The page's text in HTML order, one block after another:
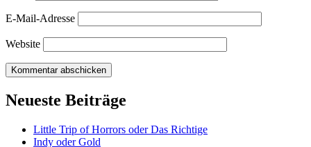
E-Mail-Adresse
Website
Neueste Beiträge
Little Trip of Horrors oder Das Richtige
Indy oder Gold